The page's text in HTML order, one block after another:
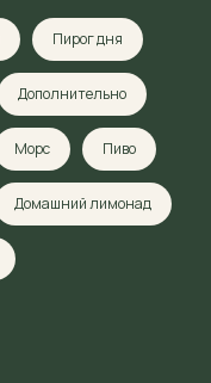
Пирог дня
Дополнительно
Морс Пиво
Домашний лимонад